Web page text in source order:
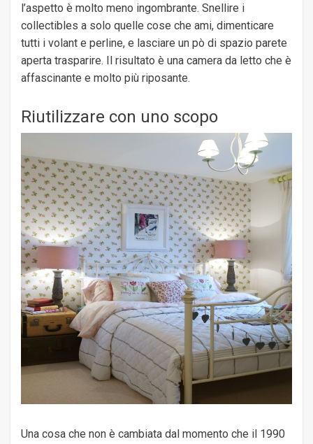
l’aspetto è molto meno ingombrante. Snellire i
collectibles a solo quelle cose che ami, dimenticare
tutti i volant e perline, e lasciare un pò di spazio parete
aperta trasparire. Il risultato è una camera da letto che è
affascinante e molto più riposante.
Riutilizzare con uno scopo
Una cosa che non è cambiata dal momento che il 1990